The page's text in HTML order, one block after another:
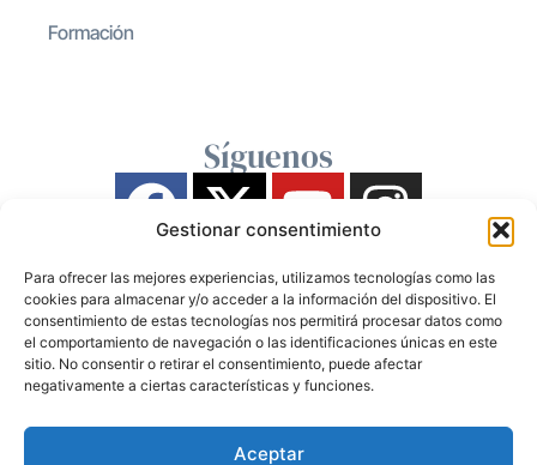
Gestionar consentimiento
Para ofrecer las mejores experiencias, utilizamos tecnologías como las
cookies para almacenar y/o acceder a la información del dispositivo. El
consentimiento de estas tecnologías nos permitirá procesar datos como
el comportamiento de navegación o las identificaciones únicas en este
sitio. No consentir o retirar el consentimiento, puede afectar
negativamente a ciertas características y funciones.
Aceptar
Formación
Síguenos